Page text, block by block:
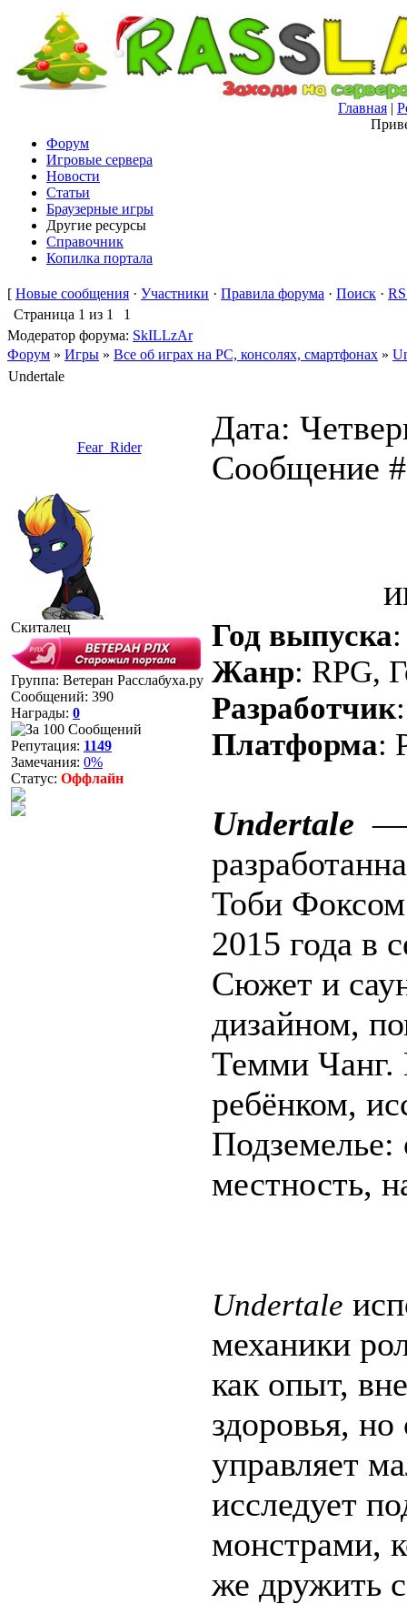
Главная |
Форум
Игровые сервера
Новости
Статьи
Браузерные игры
Другие ресурсы
Справочник
Копилка портала
[ Новые сообщения · Участники · Правила форума · Поиск ·
Страница 1 из 1
1
Модератор форума: SkILLzAr
Форум » Игры » Все об играх на PC, консолях, смартфонах »
Undertale
Fear_Rider
Дата:
Сообщение
Скиталец
Группа: Ветеран Расслабуха.ру
Сообщений: 390
Награды: 0
Репутация: 1149
Замечания: 0%
Статус: Оффлайн
Год выпуска
Жанр: RPG,
Разработчик
Платформа:
Undertale —
Тоби
2015 года в
Сюжет и
дизайном,
Темми Чанг.
ребёнком,
местность,
Undertale
механики
как опыт,
здоровья,
управляет
исследует
монстрами,
же дружить